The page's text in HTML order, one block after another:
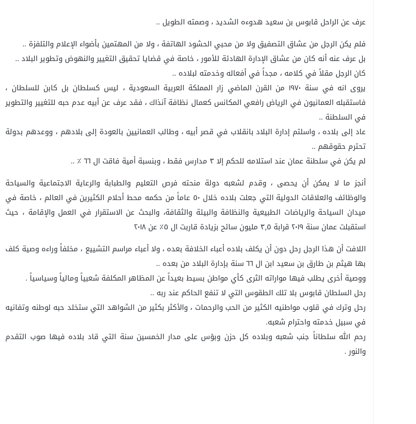
عرف عن الراحل قابوس بن سعيد هدوءه الشديد ، وصمته الطويل ..
فلم يكن الرجل من عشاق التصفيق ولا من محبي الحشود الهاتفة ، ولا من المهتمين بأضواء الإعلام والتلفزة ..
بل عرف عنه أنه كان من عشاق الإدارة الهادئة للأمور ، خاصة في قضايا تحقيق التغيير والنهوض وتطوير البلاد ..
كان الرجل مقلاً في كلامه ، مجداً في أفعاله وخدمته لبلاده ..
يروى انه في سنة ١٩٧٠ من القرن الماضي زار المملكة العربية السعودية ، ليس كسلطان بل كابن للسلطان ،
فاستقبله العمانيون في الرياض رافعي المكانس كعمال نظافة آنذاك ، فقد عرف عن أبيه عدم حبه للتغيير والتطوير
في السلطنة ..
عاد إلى بلاده ، واسلتم إدارة البلاد بانقلاب في قصر أبيه ، وطالب العمانيين بالعودة إلى بلادهم ، ووعدهم بدولة
تحترم حقوقهم ..
لم يكن في سلطنة عمان عند استلامه للحكم إلا ٣ مدارس فقط ، وبنسبة أمية فاقت ال ٦٦ ٪ ..
أنجز ما لا يمكن أن يحصى ، وقدم لشعبه دولة منحته فرص التعليم والطبابة والرعاية الاجتماعية والسياحة
والوظائف والعلاقات الدولية التي جعلت بلاده خلال ٥٠ عاماً من حكمه محط أحلام الكثيرين في العالم ، خاصة في
ميدان السياحة والرياضات الطبيعية والنظافة والبيئة والثقافة، والبحث عن الاستقرار في العمل والإقامة ، حيث
استقبلت عمان سنة ٢٠١٩ قرابة ٣,٥ مليون سائح بزيادة قاربت ال ٥٪ عن ٢٠١٨
اللافت أن هذا الرجل رحل دون أن يكلف بلاده أعباء الخلافة بعده ، ولا أعباء مراسم التشييع ، مخلفاً وراءه وصية كلف
بها هيثم بن طارق بن سعيد ابن ال ٦٦ سنة بإدارة البلاد من بعده ..
ووصية أخرى يطلب فيها مواراته الثرى كأي مواطن بسيط بعيداً عن المظاهر المكلفة شعبياً ومالياً وسياسياً .
رحل السلطان قابوس بلا تلك الطقوس التي لا تنفع الحاكم عند ربه ..
رحل وترك في قلوب مواطنيه الكثير من الحب والرحمات ، والأكثر بكثير من الشواهد التي ستخلد حبه لوطنه وتفانيه
في سبيل خدمته واحترام شعبه.
رحم الله سلطاناً جنب شعبه وبلاده كل حزن وبؤس على مدار الخمسين سنة التي قاد بلاده فيها صوب التقدم
والنور .